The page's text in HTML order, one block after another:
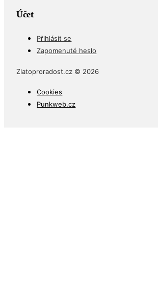
Účet
Přihlásit se
Zapomenuté heslo
Zlatoproradost.cz © 2026
Cookies
Punkweb.cz